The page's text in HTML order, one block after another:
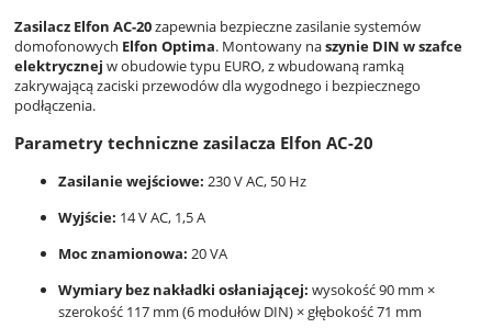
Zasilacz Elfon AC-20zapewnia bezpieczne zasilanie systemów
domofonowych Elfon Optima. Montowany naszynie DIN w szafce
elektrycznej w obudowie typu EURO, z wbudowaną ramką
zakrywającą zaciski przewodów dla wygodnego i bezpiecznego
podłączenia.
Parametry techniczne zasilacza Elfon AC-20
Zasilanie wejściowe: 230 V AC, 50 Hz
Wyjście: 14 V AC, 1,5 A
Moc znamionowa: 20 VA
Wymiary bez nakładki osłaniającej: wysokość 90 mm ×
szerokość 117 mm (6 modułów DIN) × głębokość 71 mm